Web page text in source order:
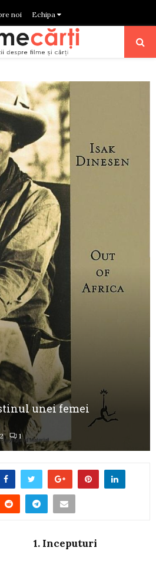
noi Echipa
unei femei
1
1. Inceputuri